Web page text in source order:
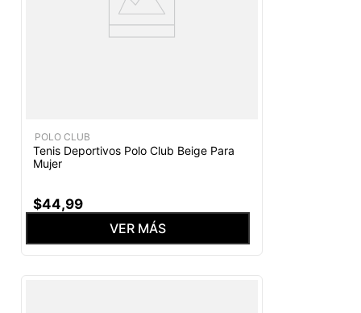
POLO CLUB
Tenis Deportivos Polo Club Beige Para
Mujer
$44,99
VER MÁS